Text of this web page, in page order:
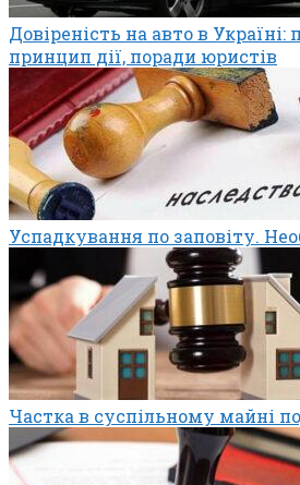
Довіреність на авто в Україні:
принцип дії, поради юристів
Успадкування по заповіту.
Частка в суспільному майні